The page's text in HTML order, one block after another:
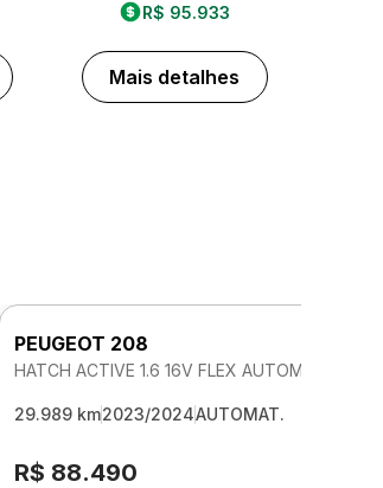
R$ 95.933
Mais detalhes
PEUGEOT 208
HATCH ACTIVE 1.6 16V FLEX AUTOMATICO
29.989 km2023/2024AUTOMAT.
R$ 88.490